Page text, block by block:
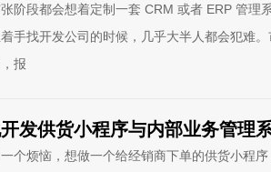
阶段都会想着定制一套 CRM 或者 ERP 管理
手找开发公司的时候，几乎大半人都会犯难
报
发供货小程序与内部业务管理
个烦恼，想做一个给经销商下单的供货小程